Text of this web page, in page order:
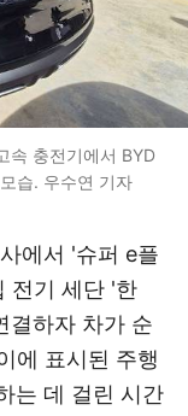
속 충전기에서 BYD
습. 우수연 기자
에서 '슈퍼 e플
전기 세단 '한
결하자 차가 순
에 표시된 주행
는 데 걸린 시간